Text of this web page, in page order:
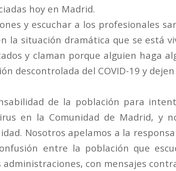
hoy en Madrid.
y escuchar a los profesionales
la situación dramática que se está
y claman porque alguien haga
descontrolada del COVID-19 y
de la población para
en la Comunidad de Madrid, y
Nosotros apelamos a la
entre la población que
con mensajes